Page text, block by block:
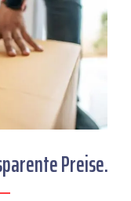
Preise.